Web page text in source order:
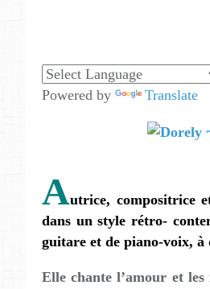
Powered by Translate
Autrice, compositrice
dans un style rétro-
guitare et de piano-voix, à
Elle chante l’amour et